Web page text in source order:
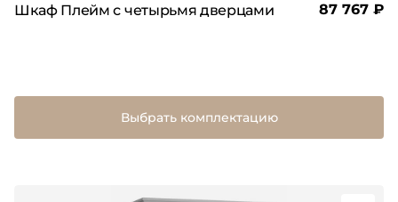
Шкаф Плейм с четырьмя дверцами 87 767 ₽
Выбрать комплектацию